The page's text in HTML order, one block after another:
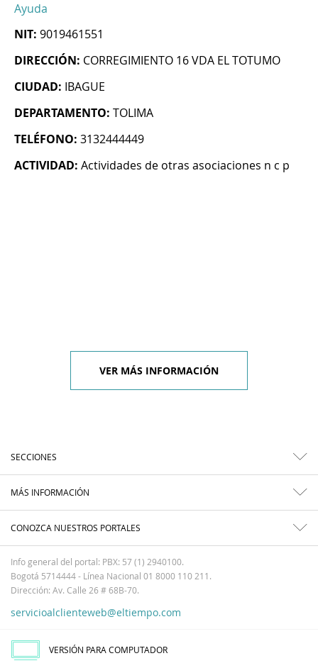
Ayuda
NIT: 9019461551
DIRECCIÓN: CORREGIMIENTO 16 VDA EL TOTUMO
CIUDAD: IBAGUE
DEPARTAMENTO: TOLIMA
TELÉFONO: 3132444449
ACTIVIDAD: Actividades de otras asociaciones n c p
VER MÁS INFORMACIÓN
SECCIONES
MÁS INFORMACIÓN
CONOZCA NUESTROS PORTALES
Info general del portal: PBX: 57 (1) 2940100.
Bogotá 5714444 - Línea Nacional 01 8000 110 211.
Dirección: Av. Calle 26 # 68B-70.
servicioalclienteweb@eltiempo.com
VERSIÓN PARA COMPUTADOR